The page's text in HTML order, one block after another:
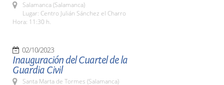
Salamanca (Salamanca)
Lugar: Centro Julián Sánchez el Charro
Hora: 11:30 h.
02/10/2023
Inauguración del Cuartel de la
Guardia Civil
Santa Marta de Tormes (Salamanca)